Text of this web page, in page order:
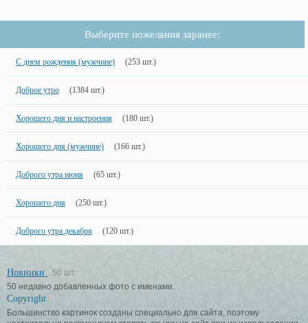
Выберите пожелания заранее:
С днем рождения (мужчине) (253 шт.)
Доброе утро (1384 шт.)
Хорошего дня и настроения (180 шт.)
Хорошего дня (мужчине) (166 шт.)
Доброго утра июня (65 шт.)
Хорошего дня (250 шт.)
Доброго утра декабря (120 шт.)
Новинки
50 шт.
50 недавно добавленных фото с именами.
Copyright
Большинство картинок созданы специально для сайта, поэтому